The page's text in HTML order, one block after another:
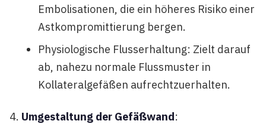
Embolisationen, die ein höheres Risiko einer
Astkompromittierung bergen.
Physiologische Flusserhaltung: Zielt darauf
ab, nahezu normale Flussmuster in
Kollateralgefäßen aufrechtzuerhalten.
Umgestaltung der Gefäßwand: